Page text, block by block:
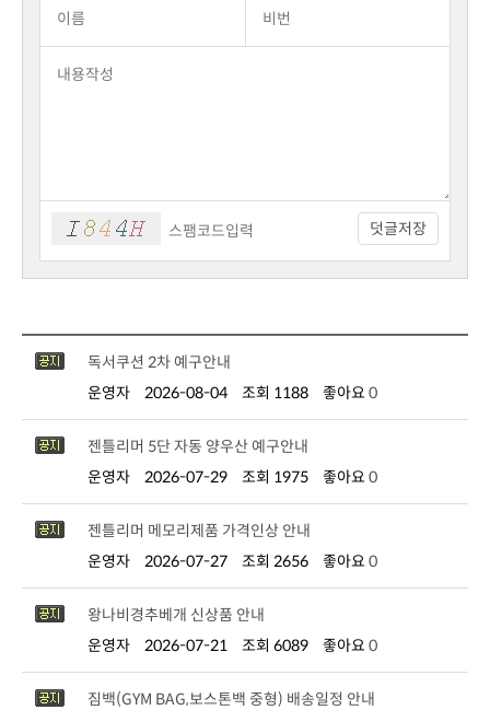
덧글저장
독서쿠션 2차 예구안내
운영자
2026-08-04 조회 1188 좋아요 0
젠틀리머 5단 자동 양우산 예구안내
운영자
2026-07-29 조회 1975 좋아요 0
젠틀리머 메모리제품 가격인상 안내
운영자
2026-07-27 조회 2656 좋아요 0
왕나비경추베개 신상품 안내
운영자
2026-07-21 조회 6089 좋아요 0
짐백(GYM BAG,보스톤백 중형) 배송일정 안내